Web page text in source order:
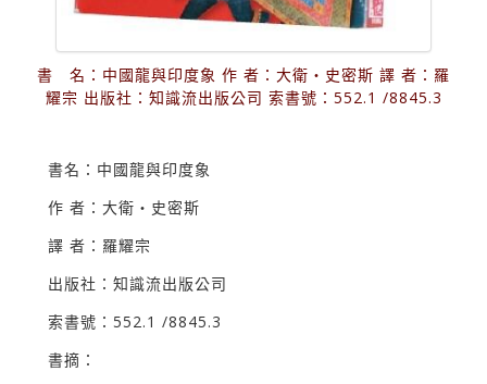
書 名：中國龍與印度象 作 者：大衛‧史密斯 譯 者：羅
耀宗 出版社：知識流出版公司 索書號：552.1 /8845.3
書名：中國龍與印度象
作 者：大衛‧史密斯
譯 者：羅耀宗
出版社：知識流出版公司
索書號：552.1 /8845.3
書摘：